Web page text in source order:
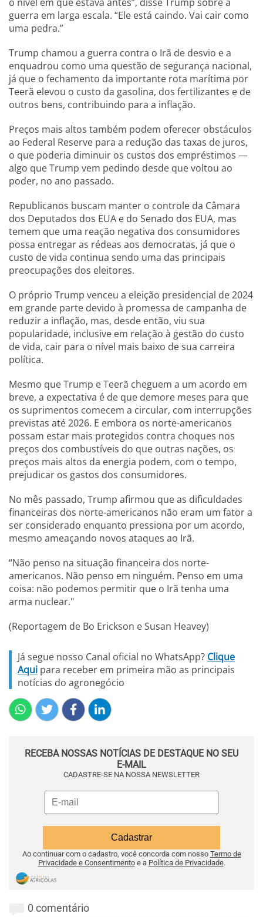
guerra em larga escala. “Ele está caindo. Vai cair como
uma pedra.”
Trump chamou a guerra contra o Irã de desvio e a
enquadrou como uma questão de segurança nacional,
já que o fechamento da importante rota marítima por
Teerã elevou o custo da gasolina, dos fertilizantes e de
outros bens, contribuindo para a inflação.
Preços mais altos também podem oferecer obstáculos
ao Federal Reserve para a redução das taxas de juros,
o que poderia diminuir os custos dos empréstimos —
algo que Trump vem pedindo desde que voltou ao
poder, no ano passado.
Republicanos buscam manter o controle da Câmara
dos Deputados dos EUA e do Senado dos EUA, mas
temem que uma reação negativa dos consumidores
possa entregar as rédeas aos democratas, já que o
custo de vida continua sendo uma das principais
preocupações dos eleitores.
O próprio Trump venceu a eleição presidencial de 2024
em grande parte devido à promessa de campanha de
reduzir a inflação, mas, desde então, viu sua
popularidade, inclusive em relação à gestão do custo
de vida, cair para o nível mais baixo de sua carreira
política.
Mesmo que Trump e Teerã cheguem a um acordo em
breve, a expectativa é de que demore meses para que
os suprimentos comecem a circular, com interrupções
previstas até 2026. E embora os norte-americanos
possam estar mais protegidos contra choques nos
preços dos combustíveis do que outras nações, os
preços mais altos da energia podem, com o tempo,
prejudicar os gastos dos consumidores.
No mês passado, Trump afirmou que as dificuldades
financeiras dos norte-americanos não eram um fator a
ser considerado enquanto pressiona por um acordo,
mesmo ameaçando novos ataques ao Irã.
“Não penso na situação financeira dos norte-
americanos. Não penso em ninguém. Penso em uma
coisa: não podemos permitir que o Irã tenha uma
arma nuclear."
(Reportagem de Bo Erickson e Susan Heavey)
Já segue nosso Canal oficial no WhatsApp? Clique
Aqui para receber em primeira mão as principais
notícias do agronegócio
RECEBA NOSSAS NOTÍCIAS DE DESTAQUE NO SEU
E-MAIL
CADASTRE-SE NA NOSSA NEWSLETTER
Ao continuar com o cadastro, você concorda com nosso Termo de
Privacidade e Consentimentoe a Política de Privacidade.
0 comentário